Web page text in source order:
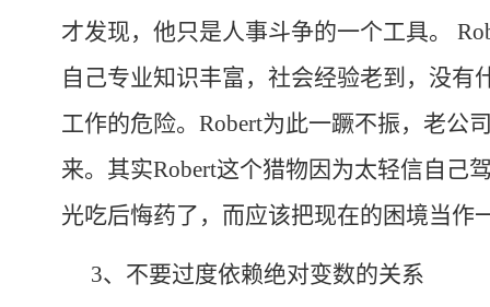
才发现，他只是人事斗争的一个工具。
自己专业知识丰富，社会经验老到，没
工作的危险。 Robert为此一蹶不振，老公
来。其实Robert这个猎物因为太轻信自己
光吃后悔药了，而应该把现在的困境当作
3、不要过度依赖绝对变数的关系